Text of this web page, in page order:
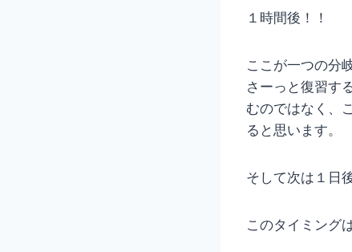
１時間後！！
ここが一つの分
さーっと復習す
むのではなく、
ると思います。
そして次は１日
このタイミング